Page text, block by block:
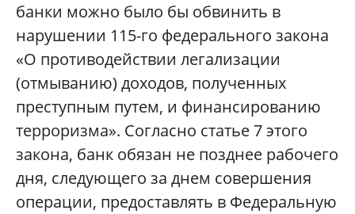
банки можно было бы обвинить в
нарушении 115-го федерального закона
«О противодействии легализации
(отмыванию) доходов, полученных
преступным путем, и финансированию
терроризма». Согласно статье 7 этого
закона, банк обязан не позднее рабочего
дня, следующего за днем совершения
операции, предоставлять в Федеральную